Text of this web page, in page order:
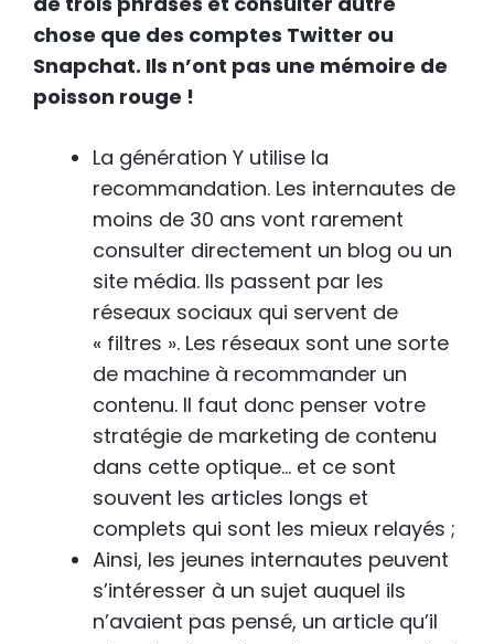
chose que des comptes Twitter ou
Snapchat. Ils n’ont pas une mémoire de
poisson rouge !
La génération Y utilise la
recommandation. Les internautes de
moins de 30 ans vont rarement
consulter directement un blog ou un
site média. Ils passent par les
réseaux sociaux qui servent de
« filtres ». Les réseaux sont une sorte
de machine à recommander un
contenu. Il faut donc penser votre
stratégie de marketing de contenu
dans cette optique… et ce sont
souvent les articles longs et
complets qui sont les mieux relayés ;
Ainsi, les jeunes internautes peuvent
s’intéresser à un sujet auquel ils
n’avaient pas pensé, un article qu’il